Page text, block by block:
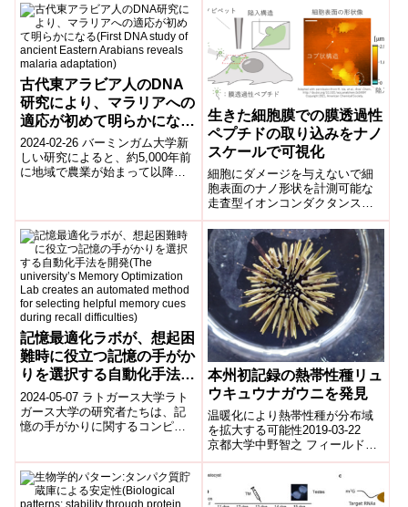
Hydraulic pressure and elas...
古代東アラビア人のDNA
研究により、マラリアへの
適応が初めて明らかになる
(First DNA study of
ancient Eastern Arabians
reveals malaria
2024-02-26 バーミンガム大学新
しい研究によると、約5,000年前
に地域で農業が始まって以降、
生きた細胞膜での膜透過性
ペプチドの取り込みをナノ
スケールで可視化
細胞にダメージを与えないで細
胞表面のナノ形状を計測可能な
走査型イオンコンダクタンス顕
微鏡と、焦点面での標識分子動
態を可視化できるスピニングデ
ィスク式の共焦点レーザー走査
顕微鏡を融合した装置を開発、
膜透過性ペプチドの流入領域で
生じる形状変化を直接観察し、
その詳細を明らかにした。
記憶最適化ラボが、想起困
難時に役立つ記憶の手がか
りを選択する自動化手法を
開発(The university’s
Memory Optimization Lab
creates an automated
helpful memory cues
during recall difficulties)
2024-05-07 ラトガース大学ラト
ガース大学の研究者たちは、記
憶の手がかりに関するコンピュ
す際に効...
本州初記録の熱帯性種リュ
ウキュウナガウニを発見
温暖化により熱帯性種が分布域
を拡大する可能性2019-03-22
京都大学中野智之 フィールド科
学教育研究センター助教、河村
真理子 同研究員、佐藤崇 総合博
物館...